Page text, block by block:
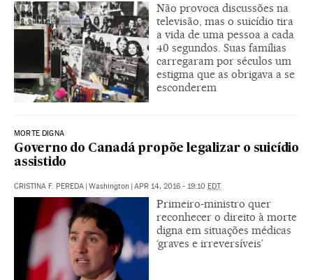
Não provoca discussões na
televisão, mas o suicídio tira
a vida de uma pessoa a cada
40 segundos. Suas famílias
carregaram por séculos um
estigma que as obrigava a se
esconderem
MORTE DIGNA
Governo do Canadá propõe legalizar o suicídio
assistido
CRISTINA F. PEREDA | Washington | APR 14, 2016 - 19:10 EDT
Primeiro-ministro quer
reconhecer o direito à morte
digna em situações médicas
‘graves e irreversíveis’